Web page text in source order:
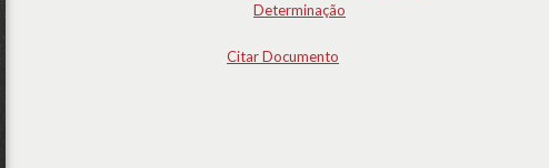
Determinação
Citar Documento